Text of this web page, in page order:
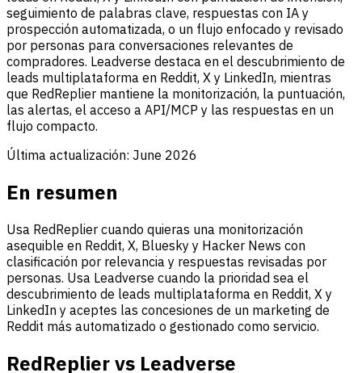
seguimiento de palabras clave, respuestas con IA y
prospección automatizada, o un flujo enfocado y revisado
por personas para conversaciones relevantes de
compradores. Leadverse destaca en el descubrimiento de
leads multiplataforma en Reddit, X y LinkedIn, mientras
que RedReplier mantiene la monitorización, la puntuación,
las alertas, el acceso a API/MCP y las respuestas en un
flujo compacto.
Última actualización: June 2026
En resumen
Usa RedReplier cuando quieras una monitorización
asequible en Reddit, X, Bluesky y Hacker News con
clasificación por relevancia y respuestas revisadas por
personas. Usa Leadverse cuando la prioridad sea el
descubrimiento de leads multiplataforma en Reddit, X y
LinkedIn y aceptes las concesiones de un marketing de
Reddit más automatizado o gestionado como servicio.
RedReplier vs Leadverse